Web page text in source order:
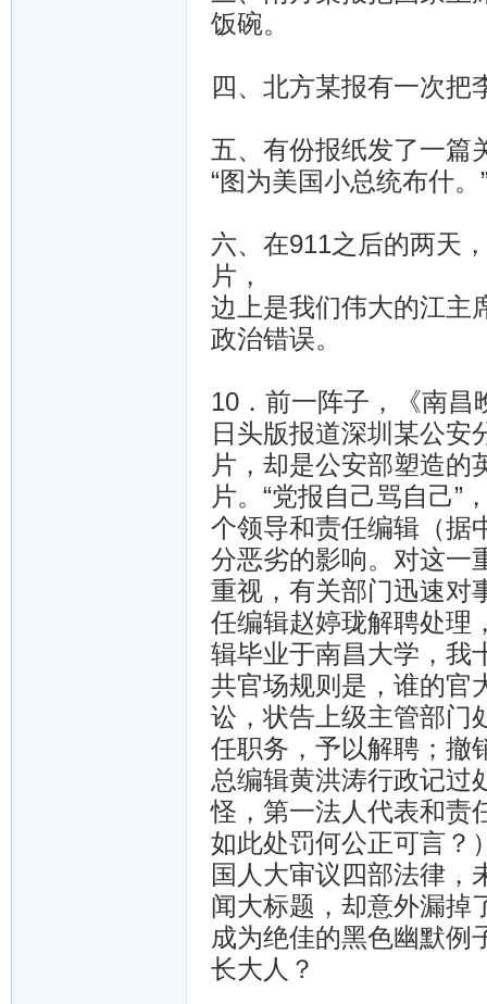
饭碗。
四、北方某报有一次把
五、有份报纸发了一篇
“图为美国小总统布什。
六、在911之后的两天
片，
边上是我们伟大的江主
政治错误。
10．前一阵子，《南昌
日头版报道深圳某公安
片，却是公安部塑造的
片。“党报自己骂自己”
个领导和责任编辑（据
分恶劣的影响。对这一
重视，有关部门迅速对
任编辑赵婷珑解聘处理
辑毕业于南昌大学，我
共官场规则是，谁的官
讼，状告上级主管部门
任职务，予以解聘；撤
总编辑黄洪涛行政记
怪，第一法人代表和责
如此处罚何公正可言？
国人大审议四部法律，
闻大标题，却意外漏掉
成为绝佳的黑色幽默
长大人？